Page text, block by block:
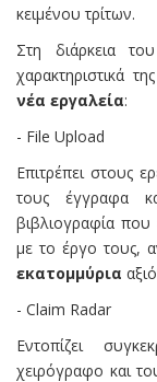
κειμένου τρίτων.
Στη διάρκεια
χαρακτηριστικά
νέα εργαλεία:
- File Upload
Επιτρέπει στους
τους έγγραφα
βιβλιογραφία που
με το έργο τους,
εκατομμύρια
- Claim Radar
Εντοπίζει
χειρόγραφο και